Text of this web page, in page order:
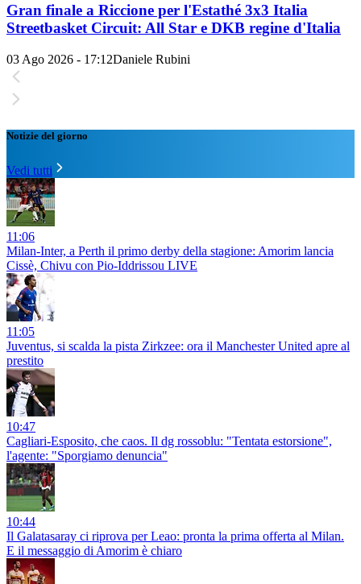
Gran finale a Riccione per l'Estathé 3x3 Italia
Streetbasket Circuit: All Star e DKB regine d'Italia
03 Ago 2026 - 17:12Daniele Rubini
Notizie del giorno
Vedi tutti
11:06
Milan-Inter, a Perth il primo derby della stagione: Amorim lancia
Cissè, Chivu con Pio-Iddrissou LIVE
11:05
Juventus, si scalda la pista Zirkzee: ora il Manchester United apre al
prestito
10:47
Cagliari-Esposito, che caos. Il dg rossoblu: "Tentata estorsione",
l'agente: "Sporgiamo denuncia"
10:44
Il Galatasaray ci riprova per Leao: pronta la prima offerta al Milan.
E il messaggio di Amorim è chiaro